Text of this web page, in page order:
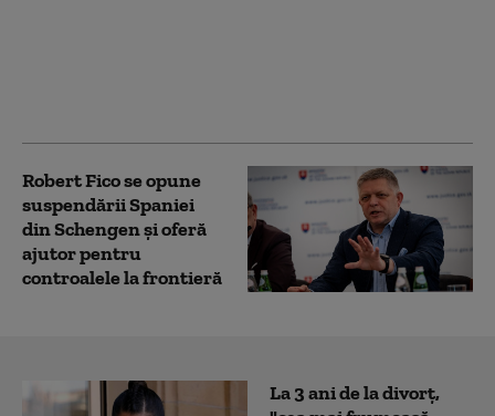
Robert Fico se opune
suspendării Spaniei
din Schengen şi oferă
ajutor pentru
controalele la frontieră
La 3 ani de la divorț,